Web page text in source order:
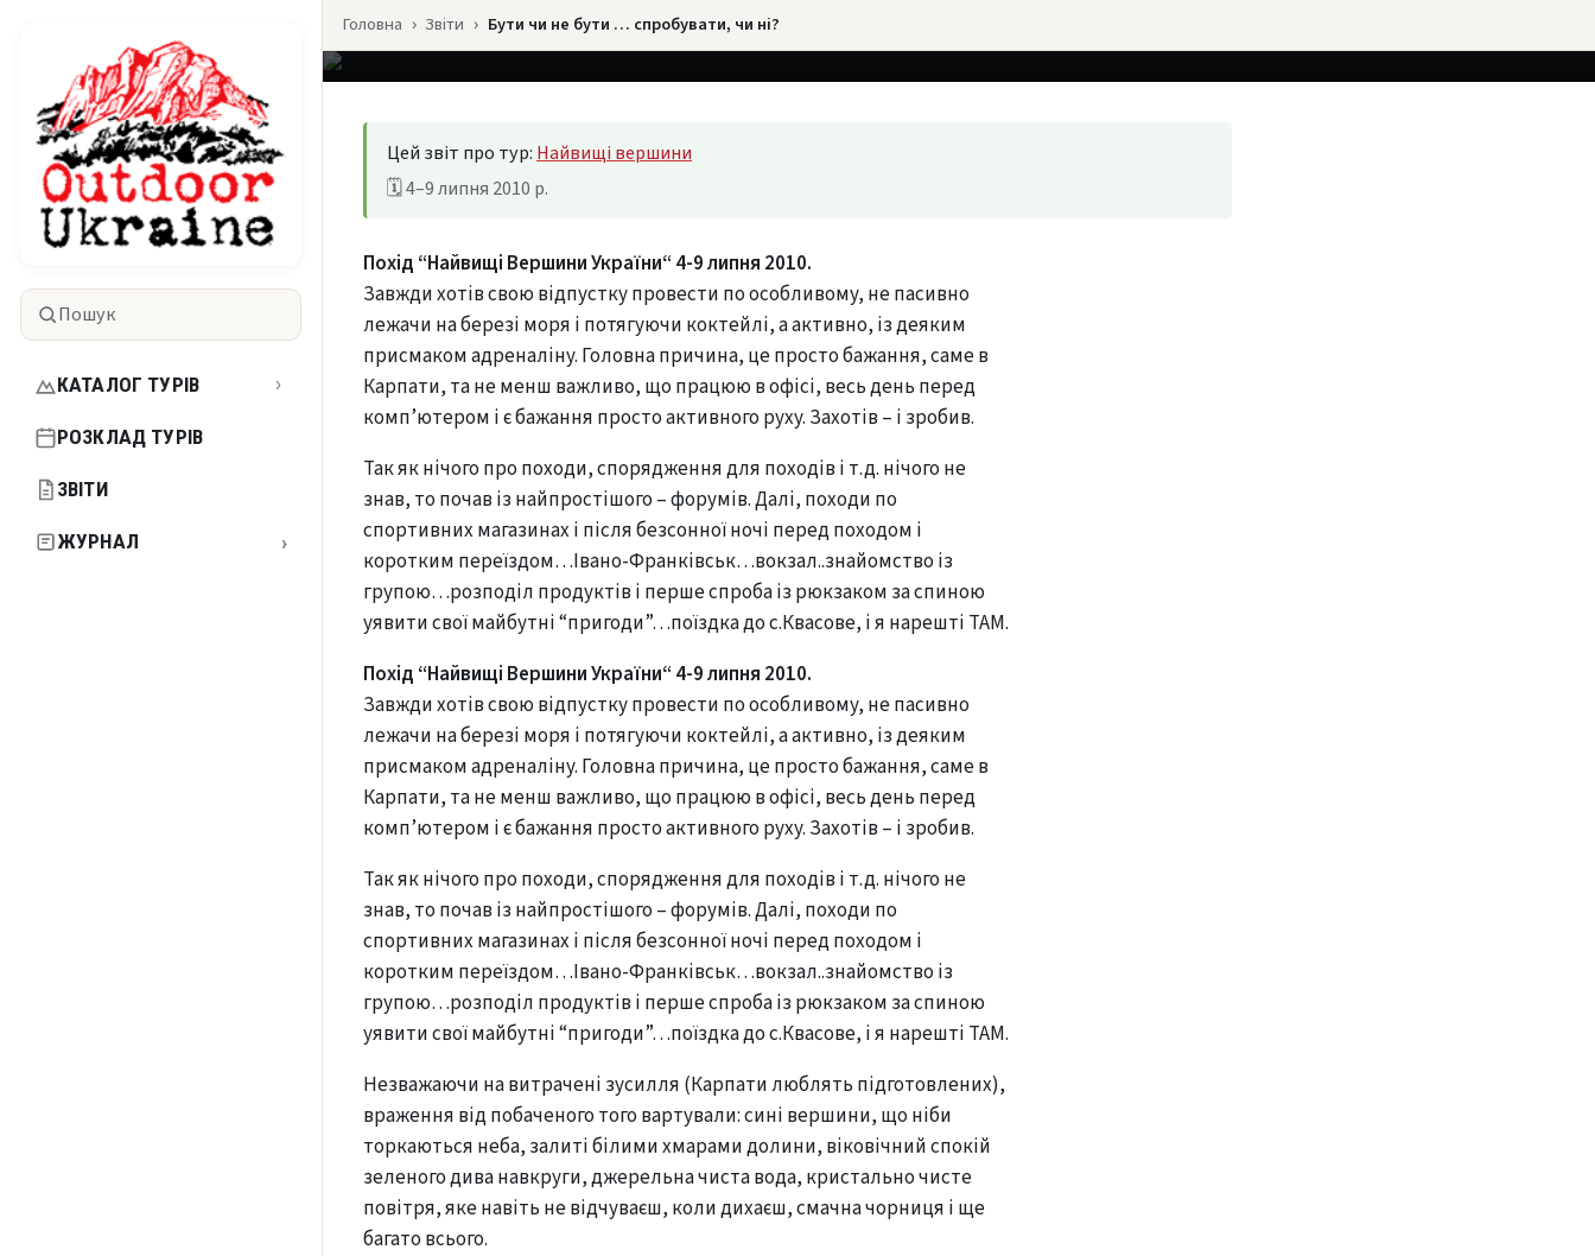
Пошук
КАТАЛОГ ТУРІВ ›
РОЗКЛАД ТУРІВ
ЗВІТИ
ЖУРНАЛ ›
Головна Звіти Бути чи не бути … спробувати, чи ні?
📍 Карпати🗓 2010 ✍ Василь Лізанець↻ оновлено 2017
Цей звіт про тур: Найвищі вершини
🗓 4–9 липня 2010 р.
Похід “Найвищі Вершини України“ 4-9 липня 2010.
Завжди хотів свою відпустку провести по особливому, не пасивно
лежачи на березі моря і потягуючи коктейлі, а активно, із деяким
присмаком адреналіну. Головна причина, це просто бажання, саме в
Карпати, та не менш важливо, що працюю в офісі, весь день перед
комп’ютером і є бажання просто активного руху. Захотів – і зробив.
Так як нічого про походи, спорядження для походів і т.д. нічого не
знав, то почав із найпростішого – форумів. Далі, походи по
спортивних магазинах і після безсонної ночі перед походом і
коротким переїздом…Івано-Франківськ…вокзал..знайомство із
групою…розподіл продуктів і перше спроба із рюкзаком за спиною
уявити свої майбутні “пригоди”…поїздка до с.Квасове, і я нарешті ТАМ.
Похід “Найвищі Вершини України“ 4-9 липня 2010.
Завжди хотів свою відпустку провести по особливому, не пасивно
лежачи на березі моря і потягуючи коктейлі, а активно, із деяким
присмаком адреналіну. Головна причина, це просто бажання, саме в
Карпати, та не менш важливо, що працюю в офісі, весь день перед
комп’ютером і є бажання просто активного руху. Захотів – і зробив.
Так як нічого про походи, спорядження для походів і т.д. нічого не
знав, то почав із найпростішого – форумів. Далі, походи по
спортивних магазинах і після безсонної ночі перед походом і
коротким переїздом…Івано-Франківськ…вокзал..знайомство із
групою…розподіл продуктів і перше спроба із рюкзаком за спиною
уявити свої майбутні “пригоди”…поїздка до с.Квасове, і я нарешті ТАМ.
Незважаючи на витрачені зусилля (Карпати люблять підготовлених),
враження від побаченого того вартували: сині вершини, що ніби
торкаються неба, залиті білими хмарами долини, віковічний спокій
зеленого дива навкруги, джерельна чиста вода, кристально чисте
повітря, яке навіть не відчуваєш, коли дихаєш, смачна чорниця і ще
багато всього.